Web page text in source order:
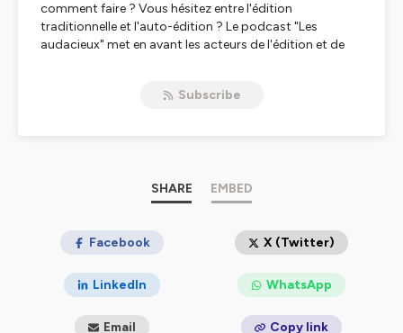
comment faire ? Vous hésitez entre l'édition
traditionnelle et l'auto-édition ? Le podcast "Les
audacieux" met en avant les acteurs de l'édition et de
l'occasion de partager des expériences et des idées
depuis 2020 les auteurs auto-édités et je suis heureuse
de vous accueillir sur ce podcast. Pour plus d'infos,
autoeditionartis.com
Hébergé par Ausha. Visitez
ausha.co/politique-de-
confidentialitepour plus d'informations.
Subscribe
SHARE EMBED
Facebook X (Twitter)
LinkedIn WhatsApp
Email Copy link